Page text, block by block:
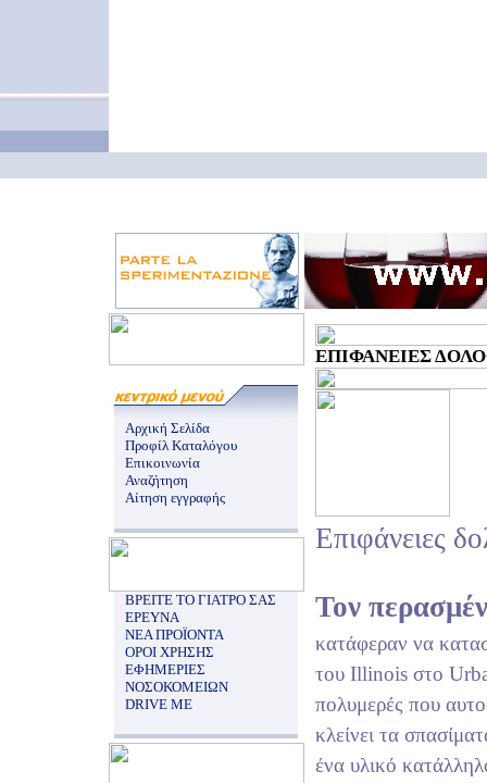
Αρχική Σελίδα
Προφίλ Καταλόγου
Επικοινωνία
Αναζήτηση
Αίτηση εγγραφής
ΒΡΕΙΤΕ ΤΟ ΓΙΑΤΡΟ ΣΑΣ
ΕΡΕΥΝΑ
ΝΕΑ ΠΡΟΪΟΝΤΑ
ΟΡΟΙ ΧΡΗΣΗΣ
ΕΦΗΜΕΡΙΕΣ
ΝΟΣΟΚΟΜΕΙΩΝ
DRIVE ME
ΕΠΙΦΑΝΕΙΕΣ
Επιφάνειες
Τον
κατάφεραν να
του Illinois στο
πολυμερές που
κλείνει τα
ένα υλικό